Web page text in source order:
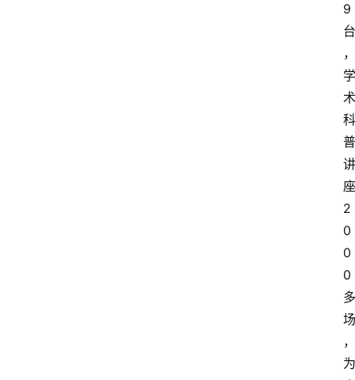
9
台
，
学
术
科
普
讲
座
2
0
0
0
多
场
，
为